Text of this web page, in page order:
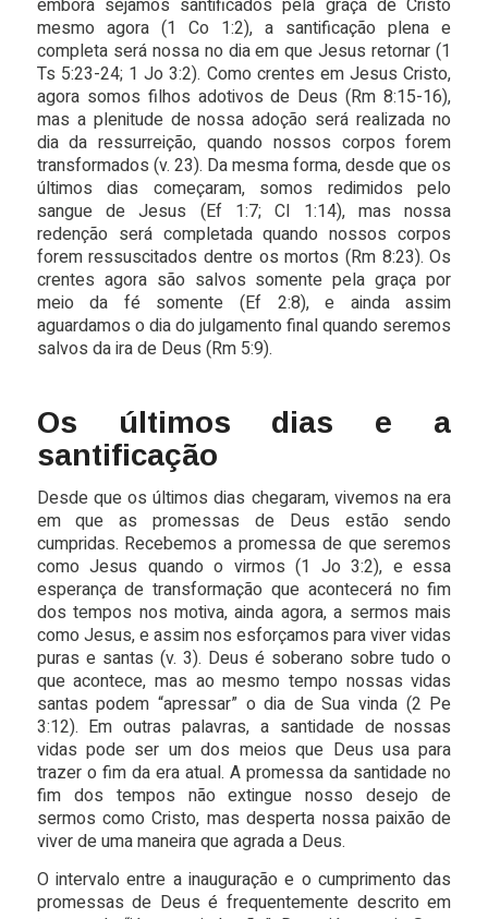
embora sejamos santificados pela graça de Cristo
mesmo agora (1 Co 1:2), a santificação plena e
completa será nossa no dia em que Jesus retornar (1
Ts 5:23-24; 1 Jo 3:2). Como crentes em Jesus Cristo,
agora somos filhos adotivos de Deus (Rm 8:15-16),
mas a plenitude de nossa adoção será realizada no
dia da ressurreição, quando nossos corpos forem
transformados (v. 23). Da mesma forma, desde que os
últimos dias começaram, somos redimidos pelo
sangue de Jesus (Ef 1:7; Cl 1:14), mas nossa
redenção será completada quando nossos corpos
forem ressuscitados dentre os mortos (Rm 8:23). Os
crentes agora são salvos somente pela graça por
meio da fé somente (Ef 2:8), e ainda assim
aguardamos o dia do julgamento final quando seremos
salvos da ira de Deus (Rm 5:9).
Os últimos dias e a
santificação
Desde que os últimos dias chegaram, vivemos na era
em que as promessas de Deus estão sendo
cumpridas. Recebemos a promessa de que seremos
como Jesus quando o virmos (1 Jo 3:2), e essa
esperança de transformação que acontecerá no fim
dos tempos nos motiva, ainda agora, a sermos mais
como Jesus, e assim nos esforçamos para viver vidas
puras e santas (v. 3). Deus é soberano sobre tudo o
que acontece, mas ao mesmo tempo nossas vidas
santas podem “apressar” o dia de Sua vinda (2 Pe
3:12). Em outras palavras, a santidade de nossas
vidas pode ser um dos meios que Deus usa para
trazer o fim da era atual. A promessa da santidade no
fim dos tempos não extingue nosso desejo de
sermos como Cristo, mas desperta nossa paixão de
viver de uma maneira que agrada a Deus.
O intervalo entre a inauguração e o cumprimento das
promessas de Deus é frequentemente descrito em